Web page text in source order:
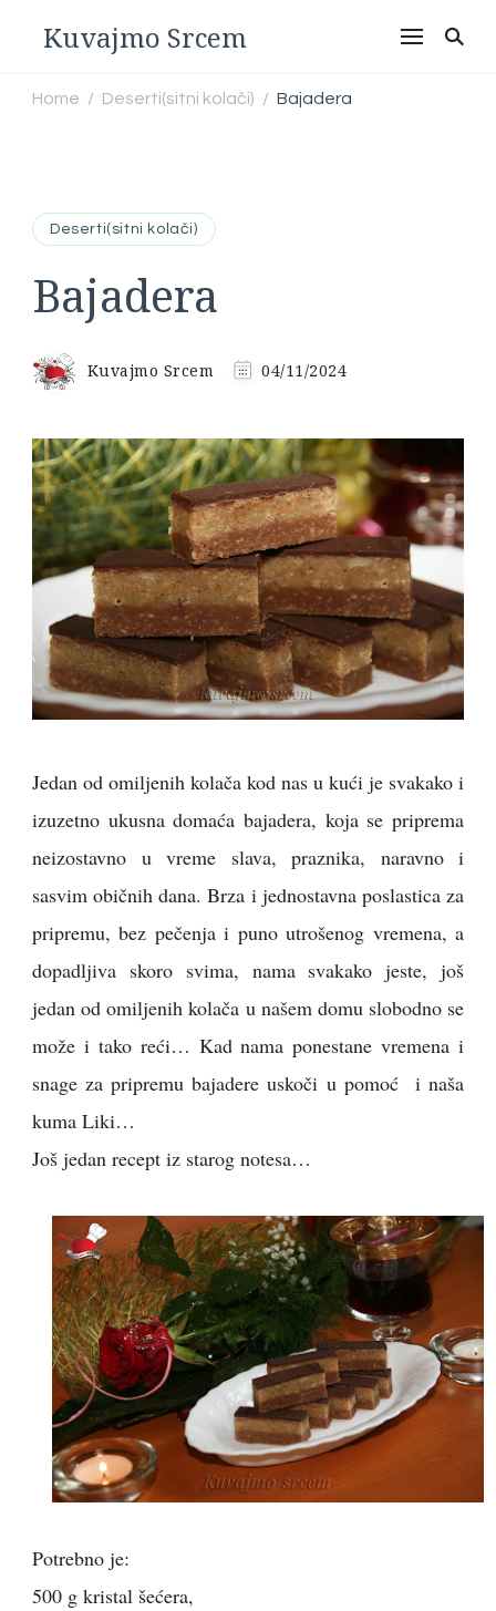
Kuvajmo Srcem
Home / Deserti(sitni kolači) / Bajadera
Deserti(sitni kolači)
Bajadera
Kuvajmo Srcem 04/11/2024
Jedan od omiljenih kolača kod nas u kući je svakako i
izuzetno ukusna domaća bajadera, koja se priprema
neizostavno u vreme slava, praznika, naravno i
sasvim običnih dana. Brza i jednostavna poslastica za
pripremu, bez pečenja i puno utrošenog vremena, a
dopadljiva skoro svima, nama svakako jeste, još
jedan od omiljenih kolača u našem domu slobodno se
može i tako reći… Kad nama ponestane vremena i
snage za pripremu bajadere uskoči u pomoć i naša
kuma Liki…
Još jedan recept iz starog notesa…
Potrebno je:
500 g kristal šećera,